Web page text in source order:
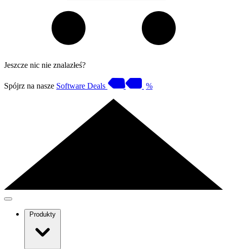
Jeszcze nic nie znalazłeś?
Spójrz na nasze Software Deals %
Produkty